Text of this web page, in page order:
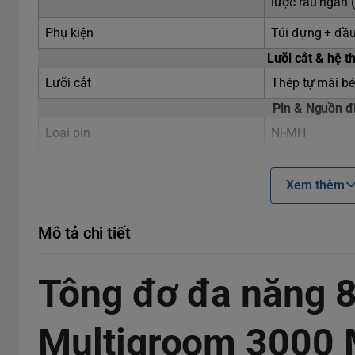
Phụ kiện
Túi đựng +
Lưỡi cắt & hệ
Lưỡi cắt
Thép tự mài
Pin & Nguồn
Loại pin
Ni‑MH
16 giờ
Lên đến 60
Điện áp hoạt động
Chế độ năng lượng thấp
< 0,3 W
Dễ sử dụng &
Bảo trì
Không cần
Xem thêm
Mô tả chi tiết
Tông đơ đa năng
Multigroom 3000